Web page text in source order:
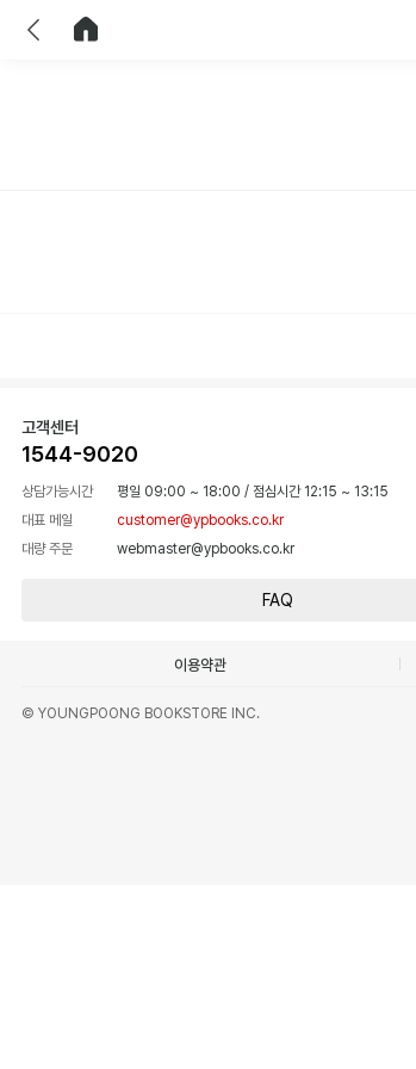
고객센터
1544-9020
상담가능시간 평일 09:00 ~ 18:00 / 점심시간 12:15 ~ 13:15
대표 메일
customer@ypbooks.co.kr
대량 주문
webmaster@ypbooks.co.kr
FAQ
이용약관
© YOUNGPOONG BOOKSTORE INC.